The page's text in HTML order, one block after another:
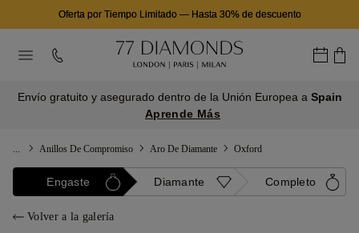
Oferta por Tiempo Limitado— Hasta 30% de descuento
Envío gratuito y asegurado dentro de la Unión Europea a Spain
Aprende Más
Anillos De Compromiso Aro De Diamante Oxford
Engaste Diamante Completo
Volver a la galería